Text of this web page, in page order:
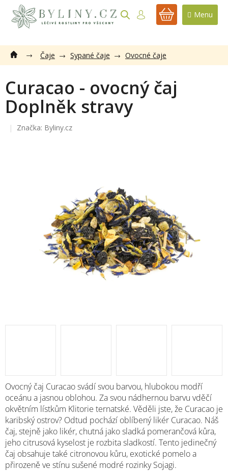
obsah
NÁKUPNÍ
Čaje Sypané čaje Ovocné čaje
Curacao - ovocný čaj
Doplněk stravy
Značka: Byliny.cz
Ovocný čaj Curacao svádí svou barvou, hlubokou modří
oceánu a jasnou oblohou. Za svou nádhernou barvu vděčí
okvětním lístkům Klitorie ternatské. Věděli jste, že Curacao je
karibský ostrov? Odtud pochází oblíbený likér Curacao. Náš
čaj, stejně jako likér, chutná jako sladká pomerančová kůra,
jeho citrusová kyselost je rozbita sladkostí. Tento jedinečný
čaj obsahuje také citronovou kůru, exotické pomelo a
přirozeně ve stínu sušené modré rozinky Sojagi.